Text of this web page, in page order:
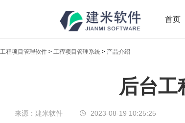
首页
新闻中心
传递实时热点，共享商业价值
工程项目管理软件 > 工程项目管理系统 > 产品介绍
后台工
来源：建米软件 2023-08-19 10:25:25